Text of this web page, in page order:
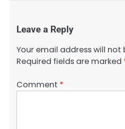
Leave a Reply
Your email address will not
Required fields are marked
Comment *